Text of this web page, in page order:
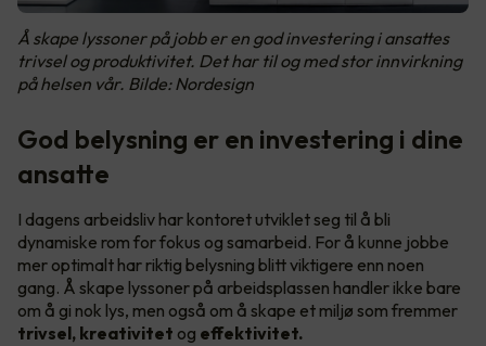
Å skape lyssoner på jobb er en god investering i ansattes
trivsel og produktivitet. Det har til og med stor innvirkning
på helsen vår. Bilde: Nordesign
God belysning er en investering i dine
ansatte
I dagens arbeidsliv har kontoret utviklet seg til å bli
dynamiske rom for fokus og samarbeid. For å kunne jobbe
mer optimalt har riktig belysning blitt viktigere enn noen
gang. Å skape lyssoner på arbeidsplassen handler ikke bare
om å gi nok lys, men også om å skape et miljø som fremmer
trivsel, kreativitet og effektivitet.